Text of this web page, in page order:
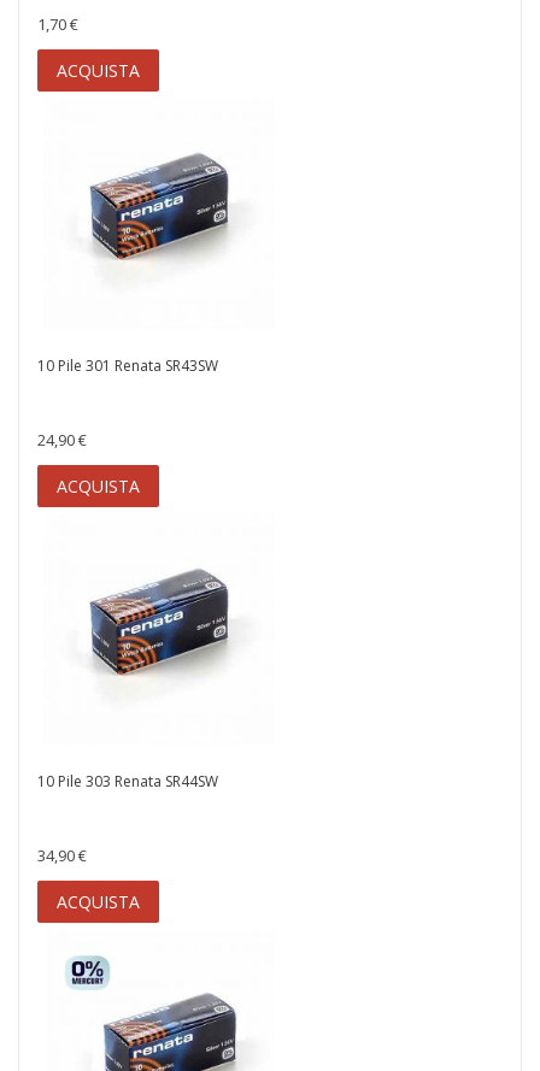
1,70 €
ACQUISTA
10 Pile 301 Renata SR43SW
24,90 €
ACQUISTA
10 Pile 303 Renata SR44SW
34,90 €
ACQUISTA